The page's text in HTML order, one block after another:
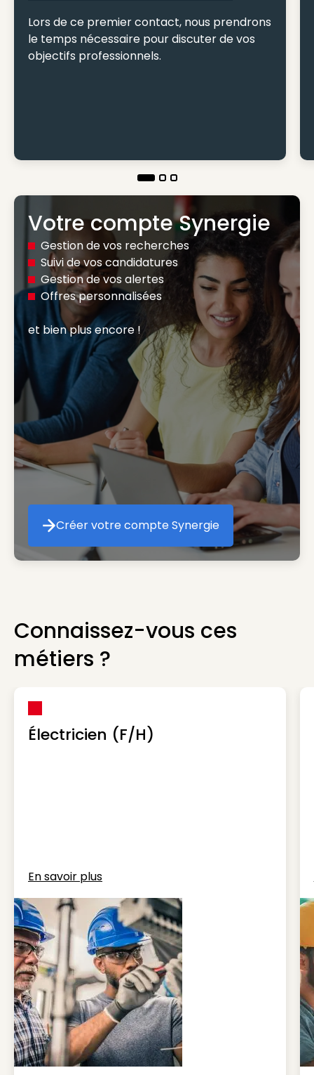
Lors de ce premier contact, nous prendrons
le temps nécessaire pour discuter de vos
objectifs professionnels.
Votre compte Synergie
Gestion de vos recherches
Suivi de vos candidatures
Gestion de vos alertes
Offres personnalisées
et bien plus encore !
Créer votre compte Synergie
Créer votre compte Synergie
Connaissez-vous ces
métiers ?
Électricien (F/H)
En savoir plus